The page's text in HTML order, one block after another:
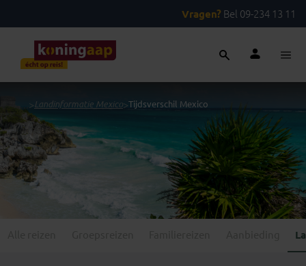
Vragen? Bel 09-234 13 11
> Landinformatie Mexico>Tijdsverschil Mexico